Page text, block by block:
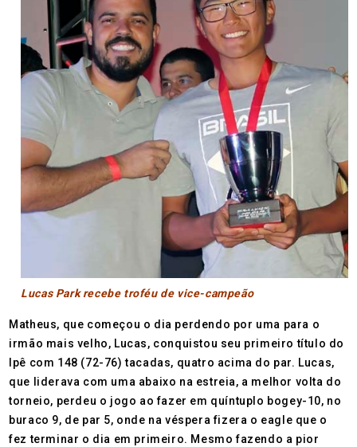
Lucas Park recebe troféu de vice-campeão
Matheus, que começou o dia perdendo por uma para o
irmão mais velho, Lucas, conquistou seu primeiro título do
Ipê com 148 (72-76) tacadas, quatro acima do par. Lucas,
que liderava com uma abaixo na estreia, a melhor volta do
torneio, perdeu o jogo ao fazer em quíntuplo bogey-10, no
buraco 9, de par 5, onde na véspera fizera o eagle que o
fez terminar o dia em primeiro. Mesmo fazendo a pior